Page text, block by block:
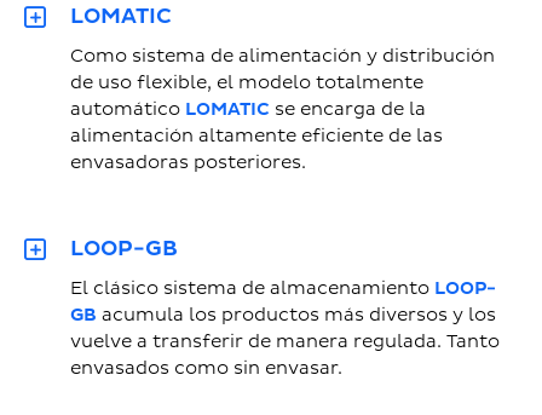
LOMATIC
Como sistema de alimentación y distribución
de uso flexible, el modelo totalmente
automático LOMATIC se encarga de la
alimentación altamente eficiente de las
envasadoras posteriores.
LOOP-GB
El clásico sistema de almacenamiento LOOP-
GB acumula los productos más diversos y los
vuelve a transferir de manera regulada. Tanto
envasados como sin envasar.